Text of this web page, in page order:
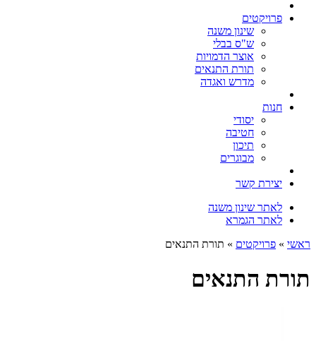
פרויקטים
שינון משנה
ש"ס בבלי
אוצר הדמויות
תורת התנאים
מדרש ואגדה
חנות
יסודי
חטיבה
תיכון
מבוגרים
יצירת קשר
לאתר שינון משנה
לאתר הגמרא
ראשי » פרויקטים » תורת התנאים
תורת התנאים